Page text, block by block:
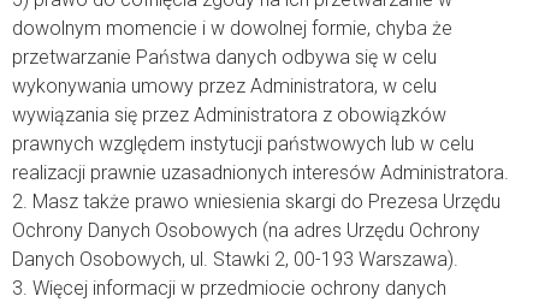
dowolnym momencie i w dowolnej formie, chyba że
przetwarzanie Państwa danych odbywa się w celu
wykonywania umowy przez Administratora, w celu
wywiązania się przez Administratora z obowiązków
prawnych względem instytucji państwowych lub w celu
realizacji prawnie uzasadnionych interesów Administratora.
2. Masz także prawo wniesienia skargi do Prezesa Urzędu
Ochrony Danych Osobowych (na adres Urzędu Ochrony
Danych Osobowych, ul. Stawki 2, 00-193 Warszawa).
3. Więcej informacji w przedmiocie ochrony danych